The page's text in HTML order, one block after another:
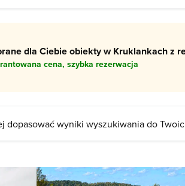
dla Ciebie obiekty w Kruklankach z
cena, szybka rezerwacja
dopasować wyniki wyszukiwania do